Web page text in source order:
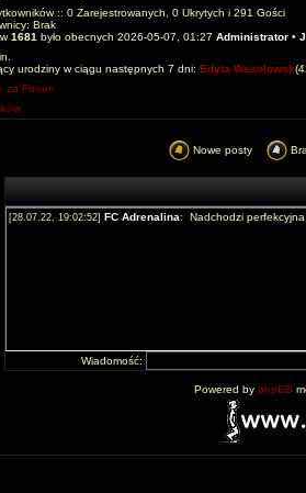
:: 0 Zarejestrowanych, 0 Ukrytych i 291 Gości
Brak
1681 było obecnych 2026-05-07, 01:27 Administrator •
urodziny w ciągu następnych 7 dni: Edyta Wesolowsk
za Forum
Nowe posty
Wiadomość:
Powered by phpBB